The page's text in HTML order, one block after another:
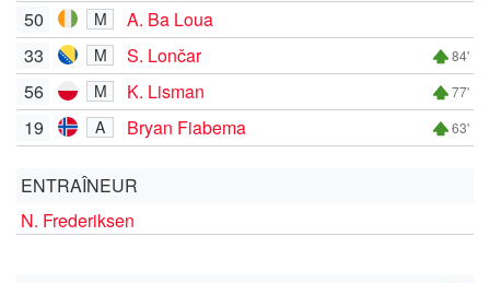
50 M
A. Ba Loua
33
M S. Lončar 84'
56 M K. Lisman 77'
19 A Bryan Fiabema 63'
ENTRAÎNEUR
N. Frederiksen